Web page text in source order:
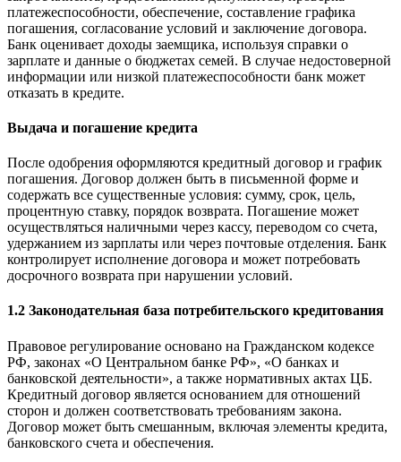
платежеспособности, обеспечение, составление графика
погашения, согласование условий и заключение договора.
Банк оценивает доходы заемщика, используя справки о
зарплате и данные о бюджетах семей. В случае недостоверной
информации или низкой платежеспособности банк может
отказать в кредите.
Выдача и погашение кредита
После одобрения оформляются кредитный договор и график
погашения. Договор должен быть в письменной форме и
содержать все существенные условия: сумму, срок, цель,
процентную ставку, порядок возврата. Погашение может
осуществляться наличными через кассу, переводом со счета,
удержанием из зарплаты или через почтовые отделения. Банк
контролирует исполнение договора и может потребовать
досрочного возврата при нарушении условий.
1.2 Законодательная база потребительского кредитования
Правовое регулирование основано на Гражданском кодексе
РФ, законах «О Центральном банке РФ», «О банках и
банковской деятельности», а также нормативных актах ЦБ.
Кредитный договор является основанием для отношений
сторон и должен соответствовать требованиям закона.
Договор может быть смешанным, включая элементы кредита,
банковского счета и обеспечения.